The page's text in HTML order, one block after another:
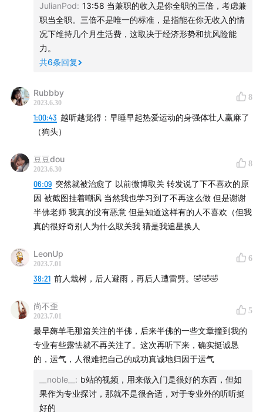
JulianPod: 13:58 当兼职的收入是你全职的三倍，考虑兼
职当全职。三倍不是唯一的标准，是指能在你无收入的情
况下维持几个月生活费，这取决于经济形势和抗风险能
力。
共6条回复
Rubbby
2023.6.30
8
1:00:43 越听越觉得：早睡早起热爱运动的身强体壮人赢麻了
（狗头）
豆豆dou
2023.6.30
8
06:09 突然就被治愈了 以前微博取关 转发说了下不喜欢的原
因 被截图挂着嘲讽 当然我也学习到了不再这么做 但是谢谢
半佛老师 我真的没有恶意 但是知道这样有的人不喜欢（但我
真的很好奇别人为什么取关我 猜是我追星换人
LeonUp
2023.7.01
6
38:21 前人栽树，后人避雨，再后人遭雷劈。🤣🤣🤣
尚不歪
2023.7.01
5
最早薅羊毛那篇关注的半佛，后来半佛的一些文章撞到我的
专业有些露怯就不再关注了。这次再听下来，确实挺诚恳
的，运气，人很难把自己的成功真诚地归因于运气
__noble__ : b站的视频，用来做入门是很好的东西，但如
果作为专业探讨，那就不是很合适，对于专业外的听听挺
好的